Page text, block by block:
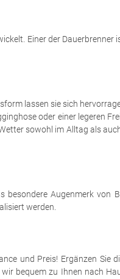
Einer der Dauerbrenner
lassen sie sich
oder einer legeren
sowohl im Alltag als
besondere Augenmerk von
werden.
und Preis! Ergänzen Sie
bequem zu Ihnen nach